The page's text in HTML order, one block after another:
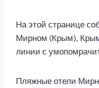
На этой странице
Мирном (Крым), Крым
линии с
Пляжные отели